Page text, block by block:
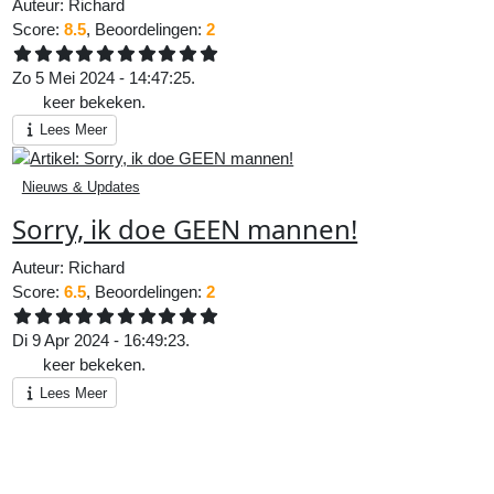
Auteur: Richard
Score:8.5, Beoordelingen:2
Zo 5 Mei 2024 - 14:47:25.
keer bekeken.
Lees Meer
Nieuws & Updates
Sorry, ik doe GEEN mannen!
Auteur: Richard
Score:6.5, Beoordelingen:2
Di 9 Apr 2024 - 16:49:23.
keer bekeken.
Lees Meer